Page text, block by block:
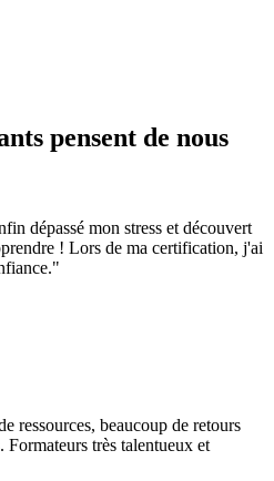
pensent de nous
dépassé mon stress et découvert
! Lors de ma certification, j'ai
ressources, beaucoup de retours
Formateurs très talentueux et